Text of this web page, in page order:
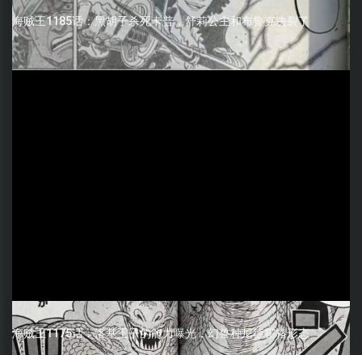
海贼王1185话：黑胡子杀死卡普，舒莉公主和布鲁克决裂了
海贼王1175话：洛基王子的能力曝光，幻兽种尼德霍格形态